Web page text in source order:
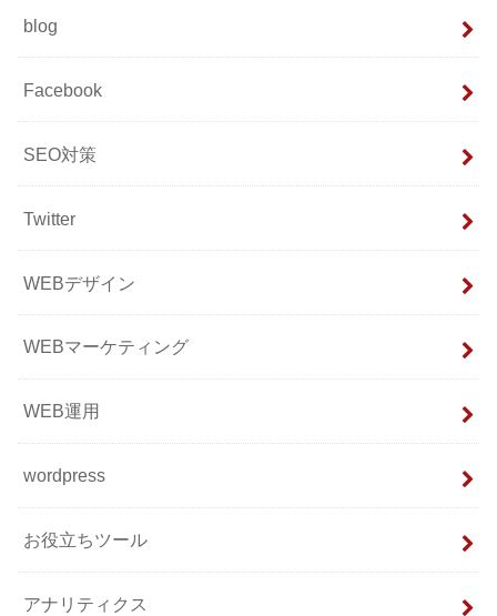
blog
Facebook
SEO対策
Twitter
WEBデザイン
WEBマーケティング
WEB運用
wordpress
お役立ちツール
アナリティクス